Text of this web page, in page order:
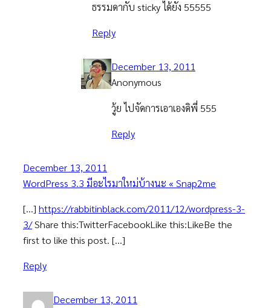
ธรรมดากับ sticky ได้ยัง 55555
Reply
December 13, 2011
Anonymous
วู้ย ไปจัดการเอาเองดิพี่ 555
Reply
December 13, 2011
WordPress 3.3 มีอะไรมาใหม่บ้างนะ « Snap2me
[…] https://rabbitinblack.com/2011/12/wordpress-3-
3/Share this:TwitterFacebookLike this:LikeBe the
first to like this post. […]
Reply
December 13, 2011